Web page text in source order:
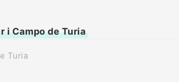
i Campo de Turia
Turia